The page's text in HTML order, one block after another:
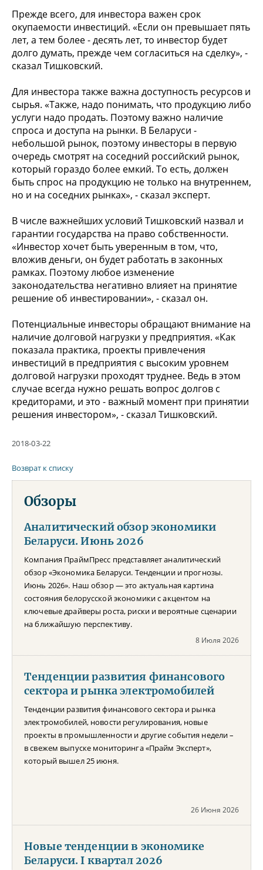
Прежде всего, для инвестора важен срок
окупаемости инвестиций. «Если он превышает пять
лет, а тем более - десять лет, то инвестор будет
долго думать, прежде чем согласиться на сделку», -
сказал Тишковский.
Для инвестора также важна доступность ресурсов и
сырья. «Также, надо понимать, что продукцию либо
услуги надо продать. Поэтому важно наличие
спроса и доступа на рынки. В Беларуси -
небольшой рынок, поэтому инвесторы в первую
очередь смотрят на соседний российский рынок,
который гораздо более емкий. То есть, должен
быть спрос на продукцию не только на внутреннем,
но и на соседних рынках», - сказал эксперт.
В числе важнейших условий Тишковский назвал и
гарантии государства на право собственности.
«Инвестор хочет быть уверенным в том, что,
вложив деньги, он будет работать в законных
рамках. Поэтому любое изменение
законодательства негативно влияет на принятие
решение об инвестировании», - сказал он.
Потенциальные инвесторы обращают внимание на
наличие долговой нагрузки у предприятия. «Как
показала практика, проекты привлечения
инвестиций в предприятия с высоким уровнем
долговой нагрузки проходят труднее. Ведь в этом
случае всегда нужно решать вопрос долгов с
кредиторами, и это - важный момент при принятии
решения инвестором», - сказал Тишковский.
2018-03-22
Возврат к списку
Обзоры
Аналитический обзор экономики
Беларуси. Июнь 2026
Компания ПраймПресс представляет аналитический
обзор «Экономика Беларуси. Тенденции и прогнозы.
Июнь 2026». Наш обзор — это актуальная картина
состояния белорусской экономики с акцентом на
ключевые драйверы роста, риски и вероятные сценарии
на ближайшую перспективу.
8 Июля 2026
Тенденции развития финансового
сектора и рынка электромобилей
Тенденции развития финансового сектора и рынка
электромобилей, новости регулирования, новые
проекты в промышленности и другие события недели –
в свежем выпуске мониторинга «Прайм Эксперт»,
который вышел 25 июня.
26 Июня 2026
Новые тенденции в экономике
Беларуси. I квартал 2026